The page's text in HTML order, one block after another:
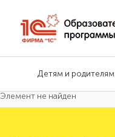
Детям и родителям
Элемент не найден